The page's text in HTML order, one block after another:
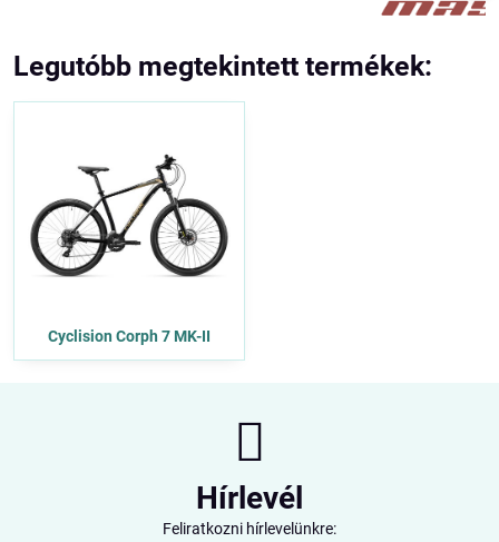
Legutóbb megtekintett termékek:
Cyclision Corph 7 MK-II
Hírlevél
Feliratkozni hírlevelünkre: